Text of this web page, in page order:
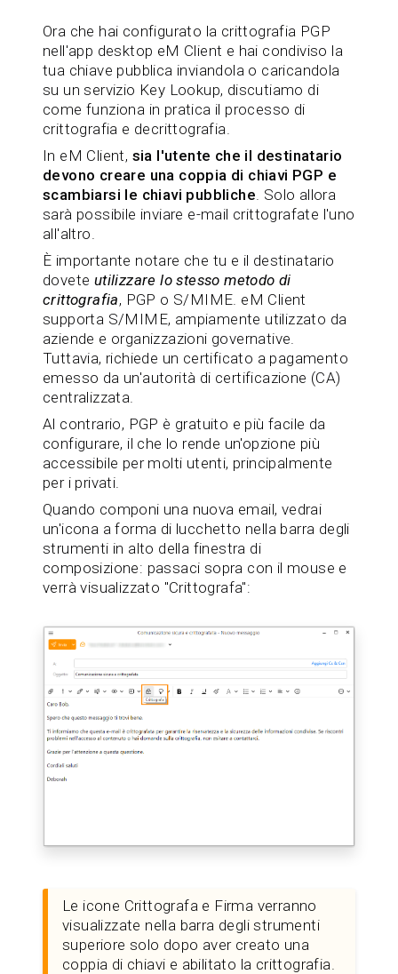
Ora che hai configurato la crittografia PGP
nell'app desktop eM Client e hai condiviso la
tua chiave pubblica inviandola o caricandola
su un servizio Key Lookup, discutiamo di
come funziona in pratica il processo di
crittografia e decrittografia.
In eM Client, sia l'utente che il destinatario
devono creare una coppia di chiavi PGP e
scambiarsi le chiavi pubbliche. Solo allora
sarà possibile inviare e-mail crittografate l'uno
all'altro.
È importante notare che tu e il destinatario
dovete utilizzare lo stesso metodo di
crittografia, PGP o S/MIME. eM Client
supporta S/MIME, ampiamente utilizzato da
aziende e organizzazioni governative.
Tuttavia, richiede un certificato a pagamento
emesso da un'autorità di certificazione (CA)
centralizzata.
Al contrario, PGP è gratuito e più facile da
configurare, il che lo rende un'opzione più
accessibile per molti utenti, principalmente
per i privati.
Quando componi una nuova email, vedrai
un'icona a forma di lucchetto nella barra degli
strumenti in alto della finestra di
composizione: passaci sopra con il mouse e
verrà visualizzato "Crittografa":
Le icone Crittografa e Firma verranno
visualizzate nella barra degli strumenti
superiore solo dopo aver creato una
coppia di chiavi e abilitato la crittografia.